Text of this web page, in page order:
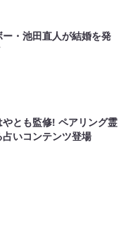
ー・池田直人が結婚を発
やとも監修! ペアリング霊
いコンテンツ登場